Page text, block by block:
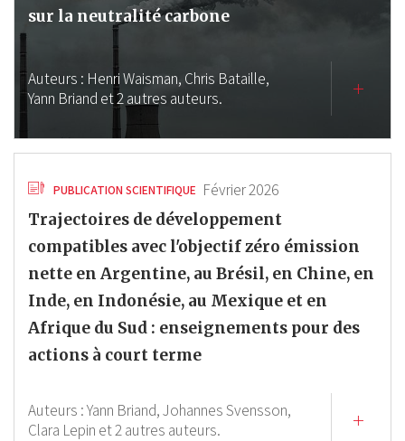
sur la neutralité carbone
Auteurs : Henri Waisman, Chris Bataille,
Yann Briand et 2 autres auteurs.
PUBLICATION SCIENTIFIQUE Février 2026
Trajectoires de développement
compatibles avec l'objectif zéro émission
nette en Argentine, au Brésil, en Chine, en
Inde, en Indonésie, au Mexique et en
Afrique du Sud : enseignements pour des
actions à court terme
Auteurs :Yann Briand,Johannes Svensson,
Clara Lepin et 2 autres auteurs.